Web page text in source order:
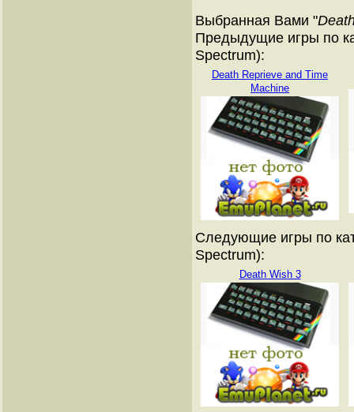
Выбранная Вами "
Предыдущие игры по
Spectrum):
Death Reprieve and Time
Machine
Следующие игры по
Spectrum):
Death Wish 3